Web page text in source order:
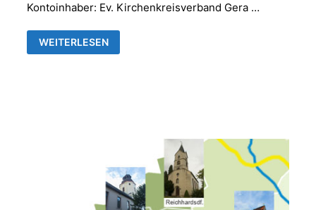
Kontoinhaber: Ev. Kirchenkreisverband Gera …
NEUE
BANKVERBINDUNG
WEITERLESEN